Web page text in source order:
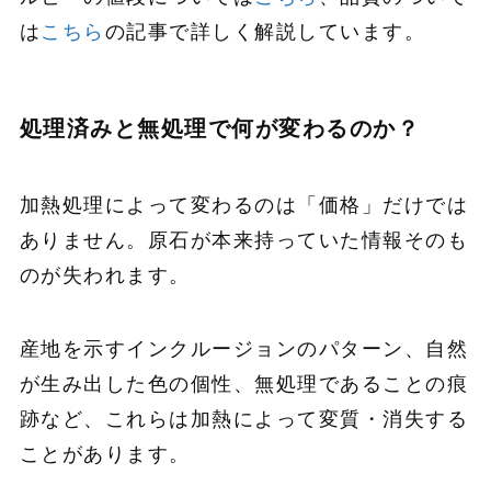
は こちら の記事で詳しく解説しています。
処理済みと無処理で何が変わるのか？
加熱処理によって変わるのは「価格」だけでは
ありません。原石が本来持っていた情報そのも
のが失われます。
産地を示すインクルージョンのパターン、自然
が生み出した色の個性、無処理であることの痕
跡など、これらは加熱によって変質・消失する
ことがあります。